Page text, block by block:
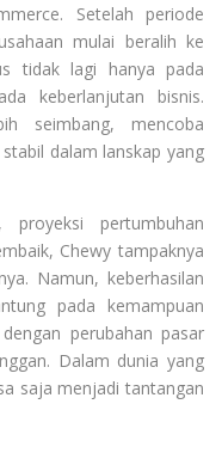
Setelah periode
mulai beralih ke
tidak lagi hanya pada
keberlanjutan bisnis.
seimbang, mencoba
dalam lanskap yang
pertumbuhan
Chewy tampaknya
Namun, keberhasilan
pada kemampuan
perubahan pasar
Dalam dunia yang
saja menjadi tantangan